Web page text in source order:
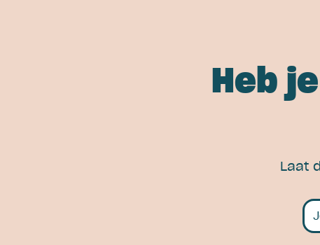
Heb
Laat